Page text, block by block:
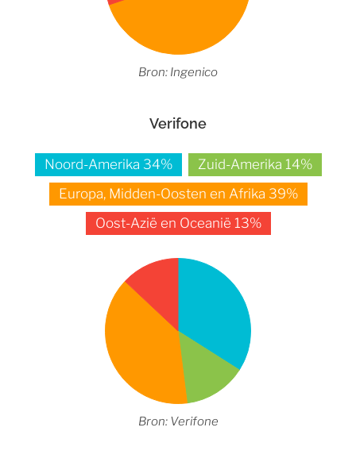
Bron: Ingenico
Verifone
Noord-Amerika 34%
Zuid-Amerika 14%
Europa, Midden-Oosten en Afrika 39%
Oost-Azië en Oceanië 13%
Bron: Verifone